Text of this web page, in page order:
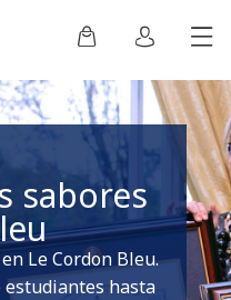
sabores
Le Cordon Bleu.
estudiantes hasta